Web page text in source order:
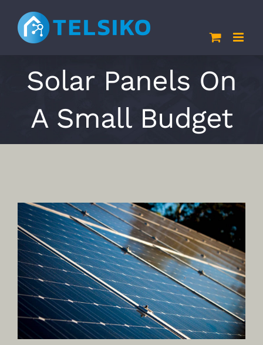
content
Solar Panels On
A Small Budget
View
Larger
Image